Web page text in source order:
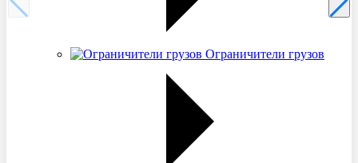
Ограничители грузов